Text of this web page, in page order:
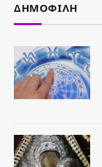
ΔΗΜΟΦΙΛΉ